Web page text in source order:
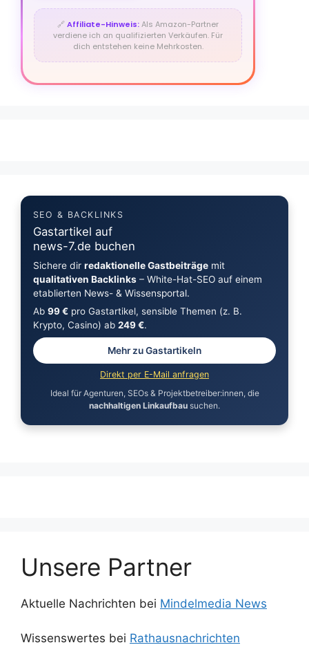
🔗Affiliate-Hinweis:Als Amazon-Partner
verdiene ich an qualifizierten Verkäufen. Für
dich entstehen keine Mehrkosten.
SEO & BACKLINKS
Gastartikel auf
news-7.de buchen
Sichere dir redaktionelle Gastbeiträgemit
qualitativen Backlinks– White-Hat-SEO auf einem
etablierten News- & Wissensportal.
Ab 99 €pro Gastartikel, sensible Themen (z. B.
Krypto, Casino) ab 249 €.
Mehr zu Gastartikeln
Direkt per E-Mail anfragen
Ideal für Agenturen, SEOs & Projektbetreiber:innen, die
nachhaltigen Linkaufbau suchen.
Unsere Partner
Aktuelle Nachrichten bei Mindelmedia News
Wissenswertes bei Rathausnachrichten